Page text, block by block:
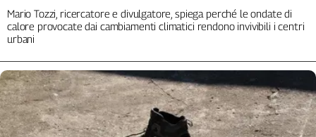
Storico
1955-
2014
Cerca
Contatti
Mario Tozzi, ricercatore e divulgatore, spiega perché le ondate di
calore provocate dai cambiamenti climatici rendono invivibili i centri
urbani